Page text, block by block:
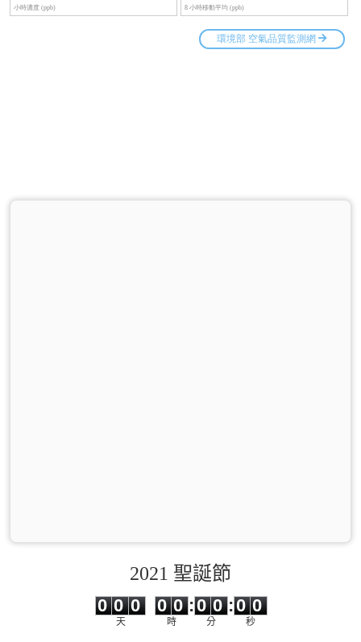
2021 聖誕節
0 0
0
0
天
0
0
0
0
時
:
0
0
0
0
分
:0 0
秒